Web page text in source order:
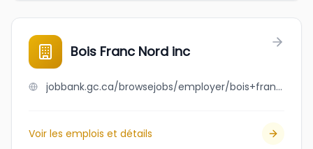
Bois Franc Nord inc
jobbank.gc.ca/browsejobs/employer/bois+franc+nord+inc/ca
Voir les emplois et détails